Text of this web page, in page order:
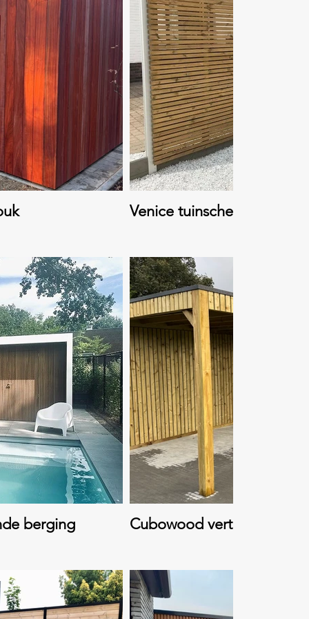
Venice tuinschermen.
berging Cubowood verticaal met